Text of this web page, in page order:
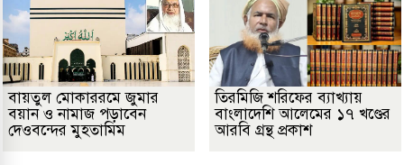
বায়তুল মোকাররমে জুমার
বয়ান ও নামাজ পড়াবেন
দেওবন্দের মুহতামিম
তিরমিজি শরিফের ব্যাখ্যায়
বাংলাদেশি আলেমের ১৭ খণ্ডের
আরবি গ্রন্থ প্রকাশ